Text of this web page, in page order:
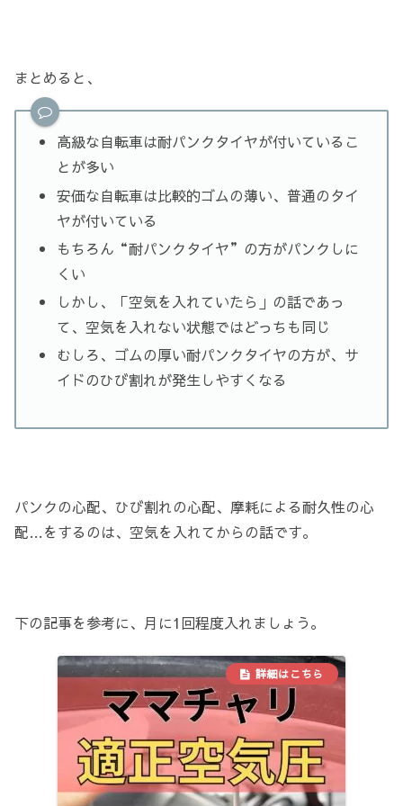
まとめると、
高級な自転車は耐パンクタイヤが付いているこ
とが多い
安価な自転車は比較的ゴムの薄い、普通のタイ
ヤが付いている
もちろん“耐パンクタイヤ”の方がパンクしに
くい
しかし、「空気を入れていたら」の話であっ
て、空気を入れない状態ではどっちも同じ
むしろ、ゴムの厚い耐パンクタイヤの方が、サ
イドのひび割れが発生しやすくなる
パンクの心配、ひび割れの心配、摩耗による耐久性の心
配…をするのは、空気を入れてからの話です。
下の記事を参考に、月に1回程度入れましょう。